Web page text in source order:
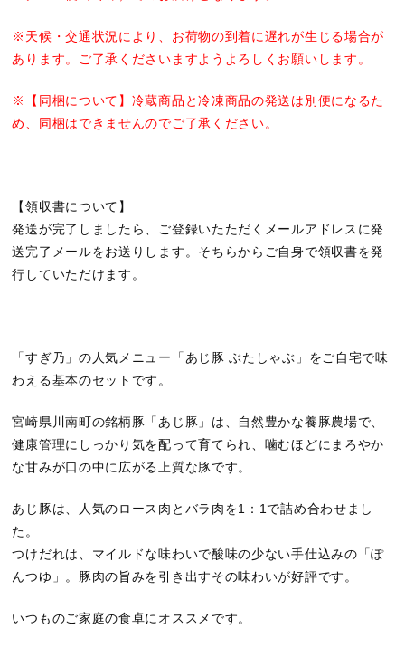
※天候・交通状況により、お荷物の到着に遅れが生じる場合が
あります。ご了承くださいますようよろしくお願いします。
※【同梱について】冷蔵商品と冷凍商品の発送は別便になるた
め、同梱はできませんのでご了承ください。
【領収書について】
発送が完了しましたら、ご登録いたただくメールアドレスに発
送完了メールをお送りします。そちらからご自身で領収書を発
行していただけます。
「すぎ乃」の人気メニュー「あじ豚 ぶたしゃぶ」をご自宅で味
わえる基本のセットです。
宮崎県川南町の銘柄豚「あじ豚」は、自然豊かな養豚農場で、
健康管理にしっかり気を配って育てられ、噛むほどにまろやか
な甘みが口の中に広がる上質な豚です。
あじ豚は、人気のロース肉とバラ肉を1：1で詰め合わせまし
た。
つけだれは、マイルドな味わいで酸味の少ない手仕込みの「ぽ
んつゆ」。豚肉の旨みを引き出すその味わいが好評です。
いつものご家庭の食卓にオススメです。